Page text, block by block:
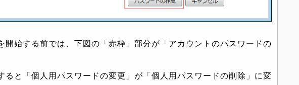
開始する前では、下図の「赤枠」部分が「アカウントのパスワードの
ると「個人用パスワードの変更」が「個人用パスワードの削除」に変